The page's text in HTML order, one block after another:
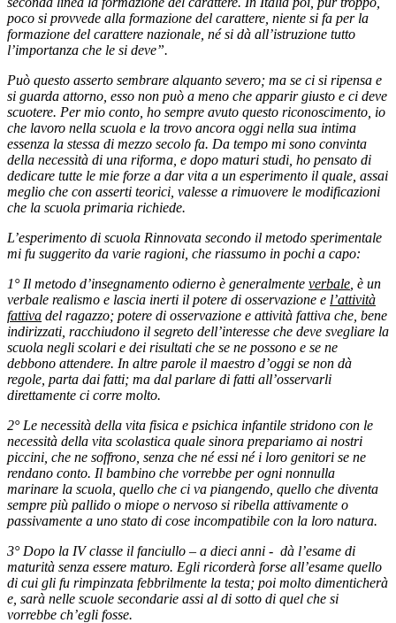
poco si provvede alla formazione del carattere, niente si fa per la
formazione del carattere nazionale, né si dà all’istruzione tutto
l’importanza che le si deve”.
Può questo asserto sembrare alquanto severo; ma se ci si ripensa e
si guarda attorno, esso non può a meno che apparir giusto e ci deve
scuotere. Per mio conto, ho sempre avuto questo riconoscimento, io
che lavoro nella scuola e la trovo ancora oggi nella sua intima
essenza la stessa di mezzo secolo fa. Da tempo mi sono convinta
della necessità di una riforma, e dopo maturi studi, ho pensato di
dedicare tutte le mie forze a dar vita a un esperimento il quale, assai
meglio che con asserti teorici, valesse a rimuovere le modificazioni
che la scuola primaria richiede.
L’esperimento di scuola Rinnovata secondo il metodo sperimentale
mi fu suggerito da varie ragioni, che riassumo in pochi a capo:
1° Il metodo d’insegnamento odierno è generalmente verbale , è un
verbale realismo e lascia inerti il potere di osservazione e l’attività
fattiva del ragazzo; potere di osservazione e attività fattiva che, bene
indirizzati, racchiudono il segreto dell’interesse che deve svegliare la
scuola negli scolari e dei risultati che se ne possono e se ne
debbono attendere. In altre parole il maestro d’oggi se non dà
regole, parta dai fatti; ma dal parlare di fatti all’osservarli
direttamente ci corre molto.
2° Le necessità della vita fisica e psichica infantile stridono con le
necessità della vita scolastica quale sinora prepariamo ai nostri
piccini, che ne soffrono, senza che né essi né i loro genitori se ne
rendano conto. Il bambino che vorrebbe per ogni nonnulla
marinare la scuola, quello che ci va piangendo, quello che diventa
sempre più pallido o miope o nervoso si ribella attivamente o
passivamente a uno stato di cose incompatibile con la loro natura.
3° Dopo la IV classe il fanciullo – a dieci anni - dà l’esame di
maturità senza essere maturo. Egli ricorderà forse all’esame quello
di cui gli fu rimpinzata febbrilmente la testa; poi molto dimenticherà
e, sarà nelle scuole secondarie assi al di sotto di quel che si
vorrebbe ch’egli fosse.